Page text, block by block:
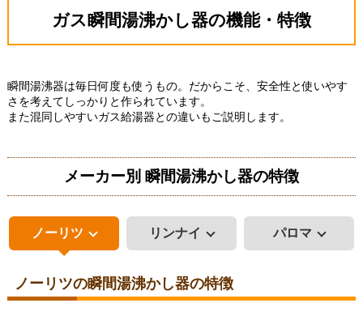
ガス瞬間湯沸かし器の機能・特徴
瞬間湯沸器は毎日何度も使うもの。だからこそ、安全性と使いやす
さを考えてしっかりと作られています。
また混同しやすいガス給湯器との違いもご説明します。
メーカー別 瞬間湯沸かし器の特徴
ノーリツ
ノーリツの瞬間湯沸かし器の特徴
リンナイ パロマ